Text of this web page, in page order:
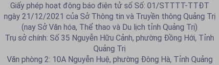
Giấy phép hoạt động báo điện tử số Số: 01/STTTT-TTĐT
ngày 21/12/2021 của Sở Thông tin và Truyền thông Quảng Trị
(nay Sở Văn hóa, Thể thao và Du lịch tỉnh Quảng Trị)
Trụ sở chính: Số 35 Nguyễn Hữu Cảnh, phường Đồng Hới, Tỉnh
Quảng Trị
Văn phòng 2: 10A Nguyễn Huệ, phường Đông Hà, Tỉnh Quảng